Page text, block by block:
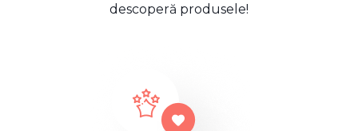
descoperă produsele!